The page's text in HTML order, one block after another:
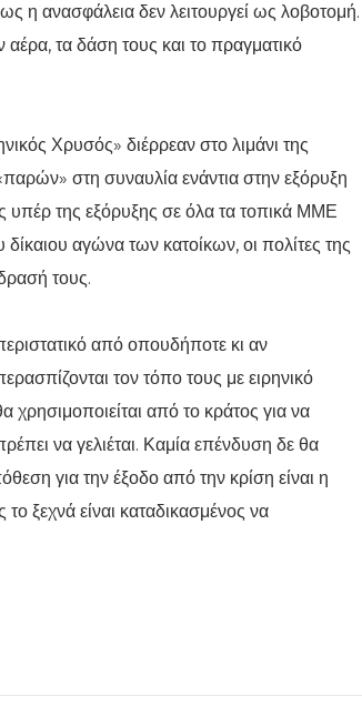
η ανασφάλεια δεν λειτουργεί ως λοβοτομή.
αέρα, τα δάση τους και το πραγματικό
Χρυσός» διέρρεαν στο λιμάνι της
στη συναυλία ενάντια στην εξόρυξη
υπέρ της εξόρυξης σε όλα τα τοπικά ΜΜΕ
αγώνα των κατοίκων, οι πολίτες της
τους.
από οπουδήποτε κι αν
τον τόπο τους με ειρηνικό
χρησιμοποιείται από το κράτος για να
να γελιέται. Καμία επένδυση δε θα
για την έξοδο από την κρίση είναι η
ξεχνά είναι καταδικασμένος να